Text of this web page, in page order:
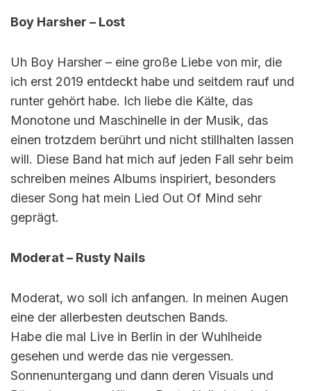
Boy Harsher – Lost
Uh Boy Harsher – eine große Liebe von mir, die
ich erst 2019 entdeckt habe und seitdem rauf und
runter gehört habe. Ich liebe die Kälte, das
Monotone und Maschinelle in der Musik, das
einen trotzdem berührt und nicht stillhalten lassen
will. Diese Band hat mich auf jeden Fall sehr beim
schreiben meines Albums inspiriert, besonders
dieser Song hat mein Lied Out Of Mind sehr
geprägt.
Moderat – Rusty Nails
Moderat, wo soll ich anfangen. In meinen Augen
eine der allerbesten deutschen Bands.
Habe die mal Live in Berlin in der Wuhlheide
gesehen und werde das nie vergessen.
Sonnenuntergang und dann deren Visuals und